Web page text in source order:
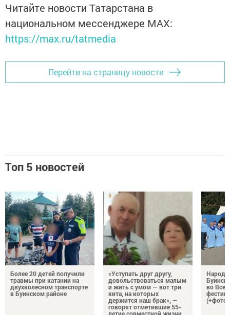
Читайте новости Татарстана в
национальном мессенджере MАХ:
https://max.ru/tatmedia
Перейти на страницу новости
Топ 5 новостей
Более 20 детей получили
травмы при катании на
двухколесном транспорте
в Буинском районе
«Уступать друг другу,
довольствоваться малым
и жить с умом — вот три
кита, на которых
держится наш брак», —
говорят отметившие 55-
во
(+фото)